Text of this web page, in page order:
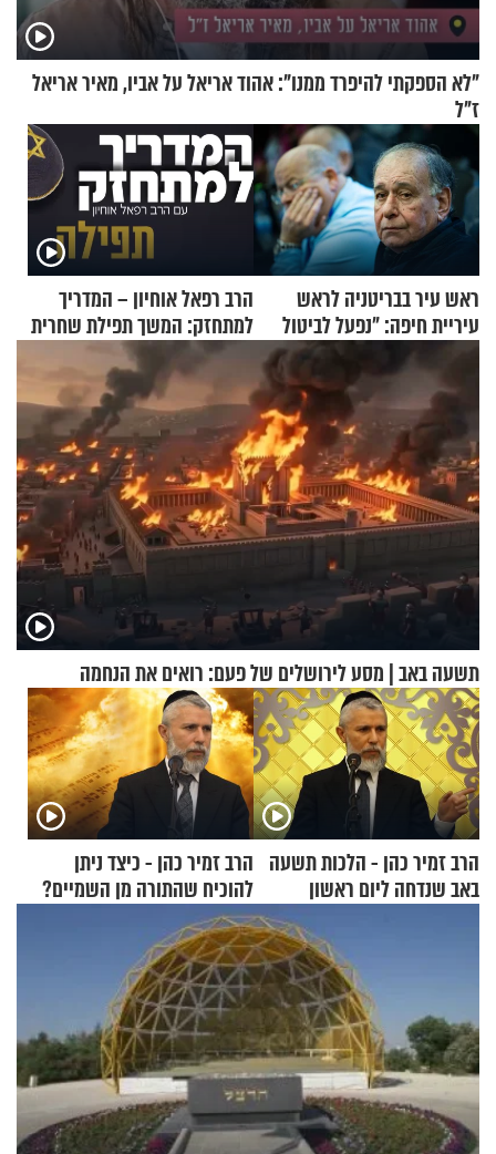
"לא הספקתי להיפרד ממנו": אהוד אריאל על אביו, מאיר אריאל
ז"ל
ראש עיר בבריטניה לראש
עיריית חיפה: ״נפעל לביטול
ברית הערים התאומות״
הרב רפאל אוחיון – המדריך
למתחזק: המשך תפילת שחרית
מאשרי ועד עלינו
תשעה באב | מסע לירושלים של פעם: רואים את הנחמה
הרב זמיר כהן - הלכות תשעה
באב שנדחה ליום ראשון
הרב זמיר כהן - כיצד ניתן
להוכיח שהתורה מן השמיים?